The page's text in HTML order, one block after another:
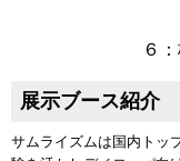
６
展示ブース紹介
サムライズムは国内トッ